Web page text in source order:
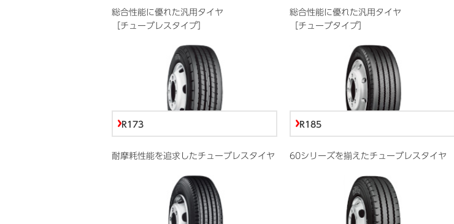
総合性能に優れた汎用タイヤ
［チューブレスタイプ］
総合性能に優れた汎用タイヤ
［チューブタイプ］
R173
耐摩耗性能を追求したチューブレスタイヤ
R185
60シリーズを揃えたチューブレスタイヤ